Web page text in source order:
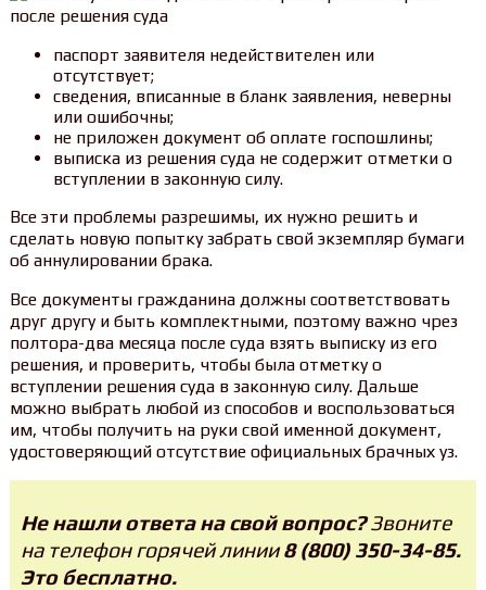
паспорт заявителя недействителен или
отсутствует;
сведения, вписанные в бланк заявления, неверны
или ошибочны;
не приложен документ об оплате госпошлины;
выписка из решения суда не содержит отметки о
вступлении в законную силу.
Все эти проблемы разрешимы, их нужно решить и
сделать новую попытку забрать свой экземпляр бумаги
об аннулировании брака.
Все документы гражданина должны соответствовать
друг другу и быть комплектными, поэтому важно чрез
полтора-два месяца после суда взять выписку из его
решения, и проверить, чтобы была отметку о
вступлении решения суда в законную силу. Дальше
можно выбрать любой из способов и воспользоваться
им, чтобы получить на руки свой именной документ,
удостоверяющий отсутствие официальных брачных уз.
Не нашли ответа на свой вопрос?Звоните
на телефон горячей линии8 (800) 350-34-85.
Это бесплатно.